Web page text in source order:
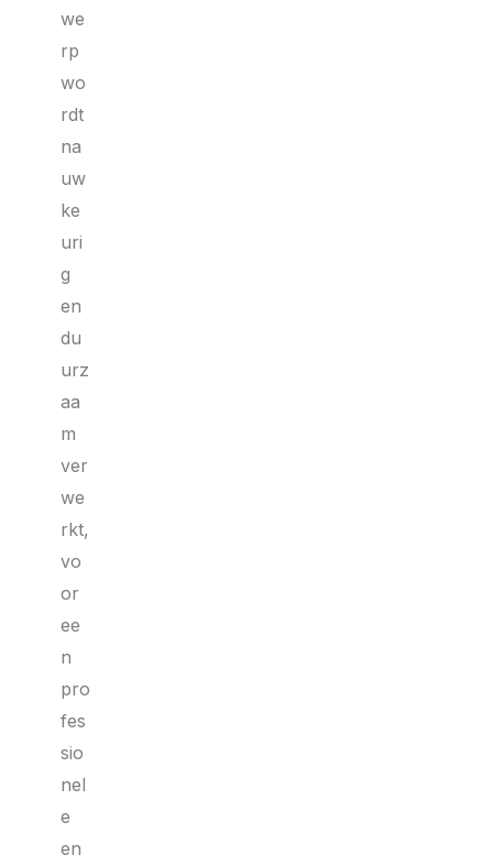
we
rp
wo
rdt
na
uw
ke
uri
g
en
du
urz
aa
m
ver
we
rkt,
vo
or
ee
n
pro
fes
sio
nel
e
en